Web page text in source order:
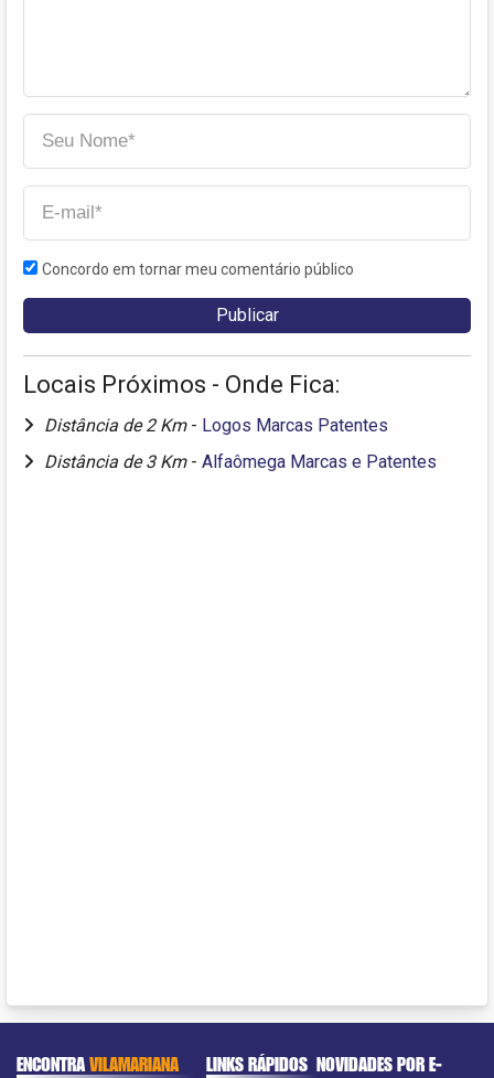
Concordo em tornar meu comentário público
Locais Próximos - Onde Fica:
Distância de 2 Km - Logos Marcas Patentes
Distância de 3 Km - Alfaômega Marcas e Patentes
ENCONTRAVILAMARIANA LINKS RÁPIDOS NOVIDADES POR E-